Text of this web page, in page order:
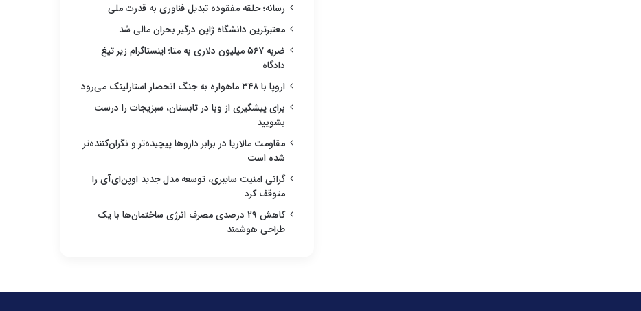
رسانه؛ حلقه مفقوده تبدیل فناوری به قدرت ملی
معتبرترین دانشگاه ژاپن درگیر بحران مالی شد
ضربه ۵۶۷ میلیون دلاری به متا؛ اینستاگرام زیر تیغ
دادگاه
اروپا با ۳۴۸ ماهواره به جنگ انحصار استارلینک می‌رود
برای پیشگیری از وبا در تابستان، سبزیجات را درست
بشویید
مقاومت مالاریا در برابر داروها پیچیده‌تر و نگران‌کننده‌تر
شده است
گرانی امنیت سایبری، توسعه مدل جدید اوپن‌ای‌آی را
متوقف کرد
کاهش ۲۹ درصدی مصرف انرژی ساختمان‌ها با یک
طراحی هوشمند